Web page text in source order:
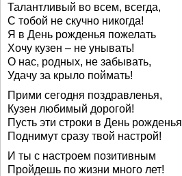
Талантливый во всем, всегда,
С тобой не скучно никогда!
Я в День рожденья пожелать
Хочу кузен – не унывать!
О нас, родных, не забывать,
Удачу за крыло поймать!
Прими сегодня поздравленья,
Кузен любимый дорогой!
Пусть эти строки в День рожденья
Поднимут сразу твой настрой!
И ты с настроем позитивным
Пройдешь по жизни много лет!